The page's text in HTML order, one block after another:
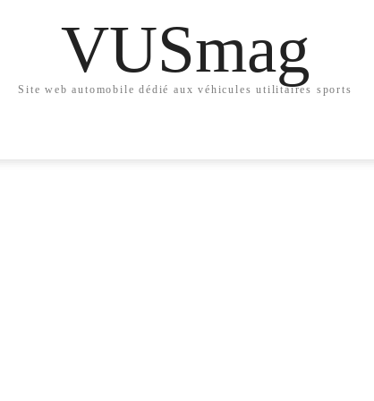
VUSmag
Site web automobile dédié aux véhicules utilitaires sports